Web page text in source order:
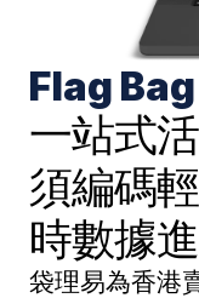
Flag
一站式
須編碼
時數據
袋理易為香港